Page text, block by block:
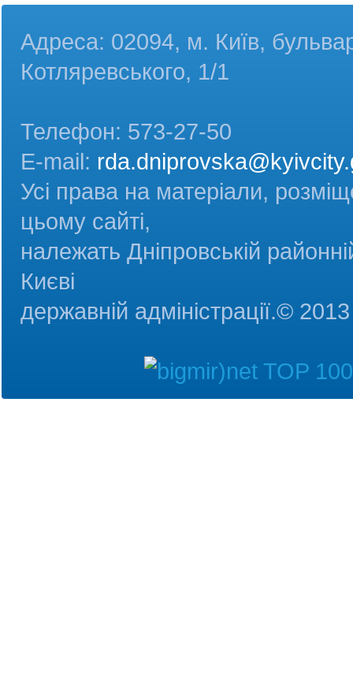
Адреса: 02094, м. Київ,
Котляревського, 1/1
Телефон: 573-27-50
E-mail:
Усі права на матеріали,
цьому сайті,
належать Дніпровській
Києві
державній